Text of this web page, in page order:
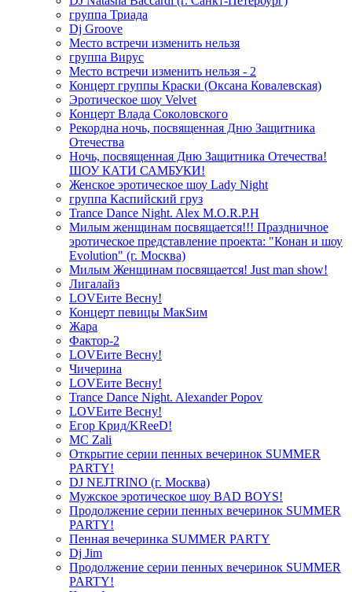
группа Триада
Dj Groove
Место встречи изменить нельзя
группа Вирус
Место встречи изменить нельзя - 2
Концерт группы Краски (Оксана Ковалевская)
Эротическое шоу Velvet
Концерт Влада Соколовского
Рекордна ночь, посвященная Дню Защитника
Отечества
Ночь, посвященная Дню Защитника Отечества!
ШОУ КАТИ САМБУКИ!
Женское эротическое шоу Lady Night
группа Каспийский груз
Trance Dance Night. Alex M.O.R.P.H
Милым женщинам посвящается!!! Праздничное
эротическое представление проекта: "Конан и шоу
Evolution" (г. Москва)
Милым Женщинам посвящается! Just man show!
Лигалайз
LOVEите Весну!
Концерт певицы МакSим
Жара
Фактор-2
LOVEите Весну!
Чичерина
LOVEите Весну!
Trance Dance Night. Alexander Popov
LOVEите Весну!
Егор Крид/KReeD!
MC Zali
Открытие серии пенных вечеринок SUMMER
PARTY!
DJ NEJTRINO (г. Москва)
Мужское эротическое шоу BAD BOYS!
Продолжение серии пенных вечеринок SUMMER
PARTY!
Пенная вечеринка SUMMER PARTY
Dj Jim
Продолжение серии пенных вечеринок SUMMER
PARTY!